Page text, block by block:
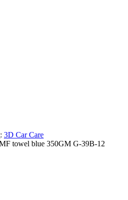
3D Car Care
towel blue 350GM G-39B-12